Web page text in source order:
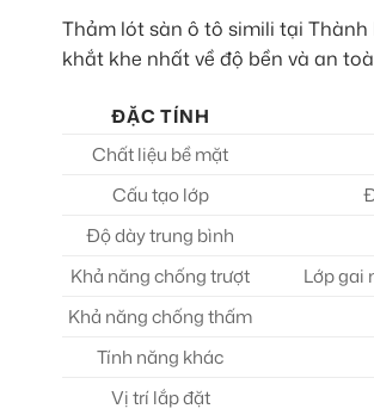
Thảm lót sàn ô tô simili tại
khắt khe nhất về độ bền và an
ĐẶC TÍNH
Chất liệu bề mặt
Cấu tạo lớp
Độ dày trung bình
Khả năng chống trượt
Lớp gai
Khả năng chống thấm
Tính năng khác
Vị trí lắp đặt